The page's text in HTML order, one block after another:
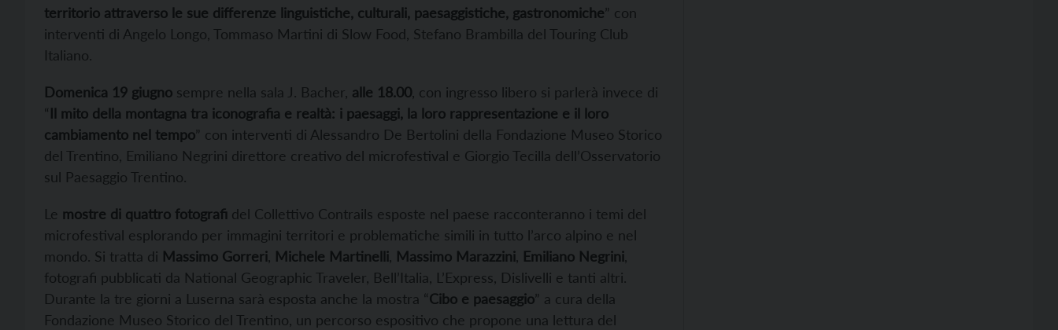
territorio attraverso le sue differenze linguistiche, culturali, paesaggistiche, gastronomiche” con
interventi di Angelo Longo, Tommaso Martini di Slow Food, Stefano Brambilla del Touring Club
Italiano.
Domenica 19 giugno sempre nella sala J. Bacher, alle 18.00 , con ingresso libero si parlerà invece di
“Il mito della montagna tra iconografia e realtà: i paesaggi, la loro rappresentazione e il loro
cambiamento nel tempo” con interventi di Alessandro De Bertolini della Fondazione Museo Storico
del Trentino, Emiliano Negrini direttore creativo del microfestival e Giorgio Tecilla dell’Osservatorio
sul Paesaggio Trentino.
Le mostre di quattro fotografi del Collettivo Contrails esposte nel paese racconteranno i temi del
microfestival esplorando per immagini territori e problematiche simili in tutto l’arco alpino e nel
mondo. Si tratta di Massimo Gorreri Michele Martinelli Massimo Marazzini Emiliano Negrini
fotografi pubblicati da National Geographic Traveler, Bell’Italia, L’Express, Dislivelli e tanti altri.
Durante la tre giorni a Luserna sarà esposta anche la mostra “Cibo e paesaggio” a cura della
Fondazione Museo Storico del Trentino, un percorso espositivo che propone una lettura del